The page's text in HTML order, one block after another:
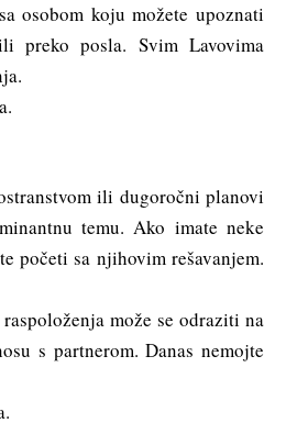
osobom koju možete upoznati
preko posla. Svim Lavovima
ili dugoročni planovi
temu. Ako imate neke
početi sa njihovim rešavanjem.
može se odraziti na
s partnerom. Danas nemojte